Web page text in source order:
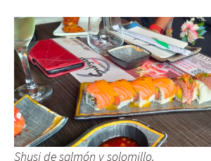
Shusi de salmón y solomillo.